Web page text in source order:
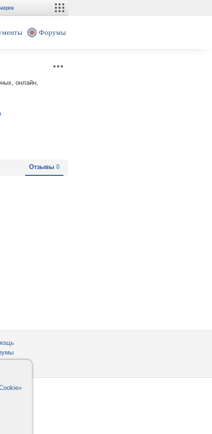
Форумы
онлайн,
Отзывы 0